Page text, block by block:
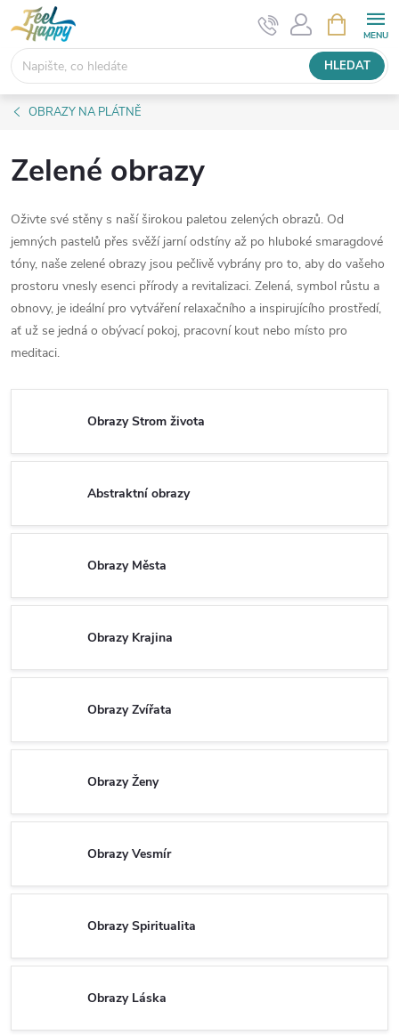
Přejít
na
obsah
HLEDAT
NÁKUPNÍ
KOŠÍK
OBRAZY NA PLÁTNĚ
Zelené obrazy
Oživte své stěny s naší širokou paletou zelených obrazů. Od
jemných pastelů přes svěží jarní odstíny až po hluboké smaragdové
tóny, naše zelené obrazy jsou pečlivě vybrány pro to, aby do vašeho
prostoru vnesly esenci přírody a revitalizaci. Zelená, symbol růstu a
obnovy, je ideální pro vytváření relaxačního a inspirujícího prostředí,
ať už se jedná o obývací pokoj, pracovní kout nebo místo pro
meditaci.
Obrazy Strom života
Abstraktní obrazy
Obrazy Města
Obrazy Krajina
Obrazy Zvířata
Obrazy Ženy
Obrazy Vesmír
Obrazy Spiritualita
Obrazy Láska